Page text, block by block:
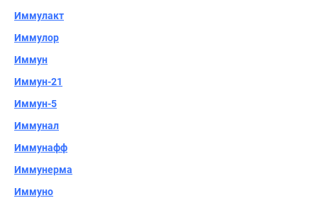
Иммулакт
Иммулор
Иммун
Иммун-21
Иммун-5
Иммунал
Иммунафф
Иммунерма
Иммуно